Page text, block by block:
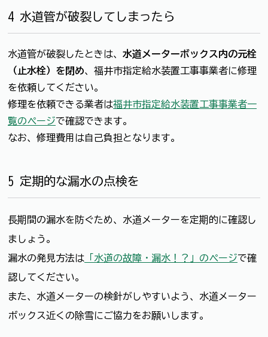
4 水道管が破裂してしまったら
水道管が破裂したときは、 水道メーターボックス内の元栓
（止水栓）を閉め、福井市指定給水装置工事事業者に修理
を依頼してください。
修理を依頼できる業者は福井市指定給水装置工事事業者一
覧のページで確認できます。
なお、修理費用は自己負担となります。
5 定期的な漏水の点検を
長期間の漏水を防ぐため、水道メーターを定期的に確認し
ましょう。
漏水の発見方法は 「水道の故障・漏水！？」のページで確
認してください。
また、水道メーターの検針がしやすいよう、水道メーター
ボックス近くの除雪にご協力をお願いします。